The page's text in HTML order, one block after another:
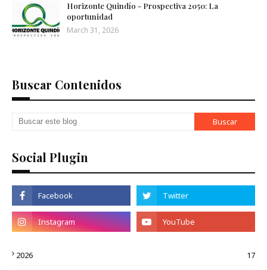
Horizonte Quindío - Prospectiva 2050: La
oportunidad
March 31, 2026
Buscar Contenidos
Social Plugin
2026
17